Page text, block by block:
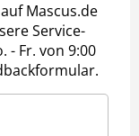
Mascus.de
Service-
- Fr. von 9:00